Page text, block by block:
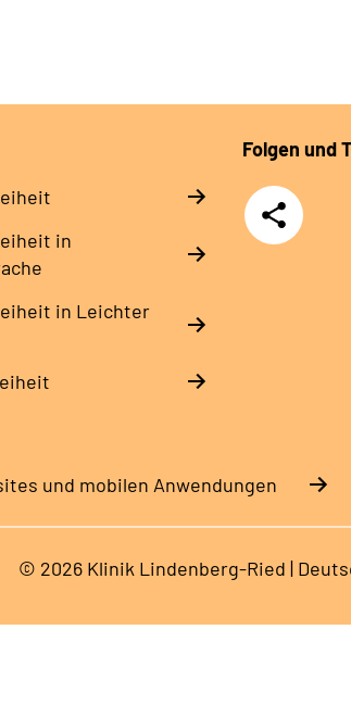
in
in Leichter
Folgen und
Teilen
und mobilen Anwendungen
© 2026 Klinik Lindenberg-Ried |